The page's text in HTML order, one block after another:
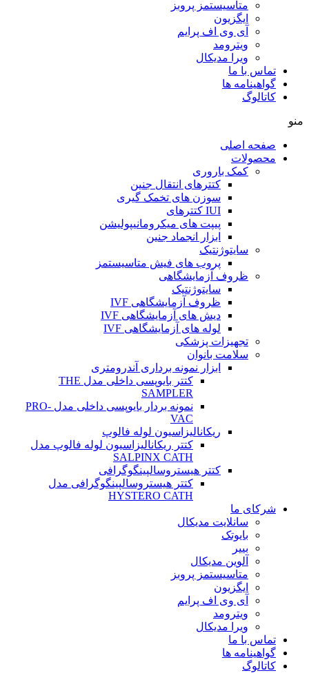
متاسیستمز پروبز
ایگزیون
آی وی اف پرایم
ویترومد
ویرا مدیکال
تماس با ما
گواهینامه ها
کاتالوگ
منو
صفحه اصلی
محصولات
کمک باروری
کتترهای انتقال جنین
سوزن های تخمک گیری
IUI کتترهای
پیپت های میکرومانیپولیشن
ابزار انجماد جنین
سایتوژنتیک
پروب های فیش متاسیستمز
ظروف آزمایشگاهی
سایتوژنتیک
ظروف آزمایشگاهی IVF
دیش های آزمایشگاهی IVF
لوله های آزمایشگاهی IVF
تجهیزات پزشکی
سلامت بانوان
ابزار نمونه برداری آندرومتری
کتتر بایوپسی داخلی مدل THE
SAMPLER
نمونه بردار بایوپسی داخلی مدل PRO-
VAC
ریکانالیزاسیون لوله فالوپ
کتتر ریکانالیزاسیون لوله فالوپ مدل
SALPINX CATH
کتتر هیستروسالپینگوگرافی
کتتر هیستروسالپینگوگرافی مدل
HYSTERO CATH
شرکای ما
سانلایت مدیکال
بایوتک
بییر
آلوین مدیکال
متاسیستمز پروبز
ایگزیون
آی وی اف پرایم
ویترومد
ویرا مدیکال
تماس با ما
گواهینامه ها
کاتالوگ